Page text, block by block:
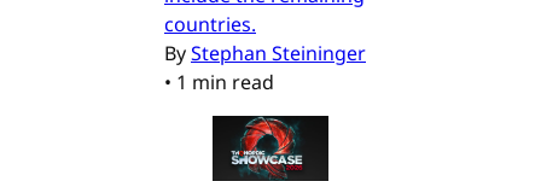
countries.
ByStephan Steininger
• 1 min read